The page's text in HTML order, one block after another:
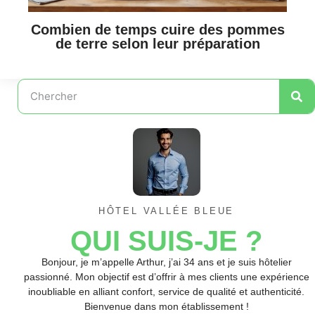
Combien de temps cuire des pommes
de terre selon leur préparation
HÔTEL VALLÉE BLEUE
QUI SUIS-JE ?
Bonjour, je m’appelle Arthur, j’ai 34 ans et je suis hôtelier
passionné. Mon objectif est d’offrir à mes clients une expérience
inoubliable en alliant confort, service de qualité et authenticité.
Bienvenue dans mon établissement !